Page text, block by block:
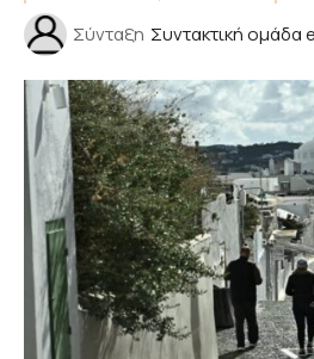
Σύνταξη Συντακτική ομάδα